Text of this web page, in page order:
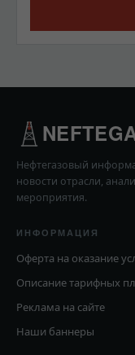
Нефтегазовый
новости отрасли,
мероприятия.
ИНФОРМАЦИЯ
Оферта на оказание
Описание тарифных
Реклама на сайте
Наши баннеры